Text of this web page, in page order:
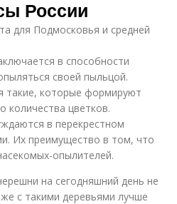
России
для Подмосковья и средней
в способности
своей пыльцой.
такие, которые формируют
количества цветков.
в перекрестном
Их преимущество в том, что
опылителей.
на сегодняшний день не
с такими деревьями лучше